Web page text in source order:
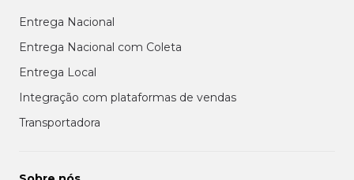
Entrega Nacional
Entrega Nacional com Coleta
Entrega Local
Integração com plataformas de vendas
Transportadora